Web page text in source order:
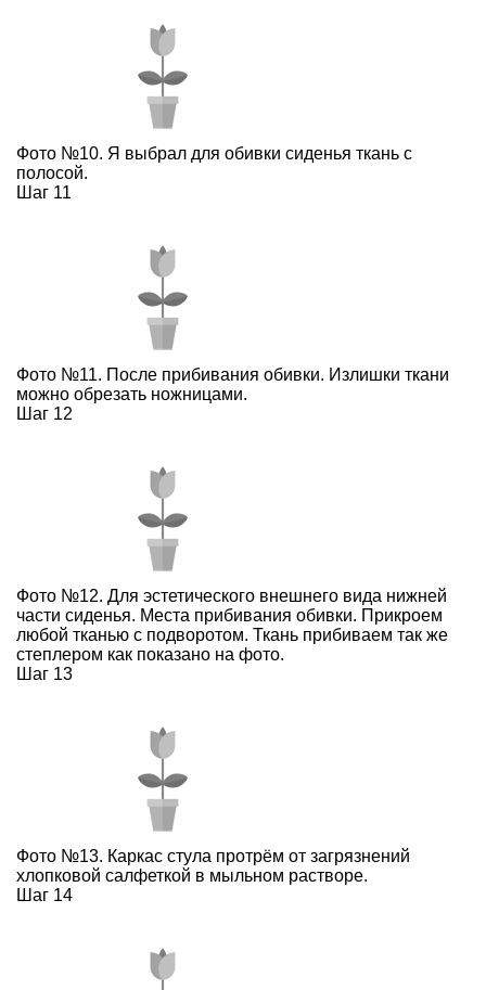
Фото №10. Я выбрал для обивки сиденья ткань с
полосой.
Шаг 11
Фото №11. После прибивания обивки. Излишки ткани
можно обрезать ножницами.
Шаг 12
Фото №12. Для эстетического внешнего вида нижней
части сиденья. Места прибивания обивки. Прикроем
любой тканью с подворотом. Ткань прибиваем так же
степлером как показано на фото.
Шаг 13
Фото №13. Каркас стула протрём от загрязнений
хлопковой салфеткой в мыльном растворе.
Шаг 14